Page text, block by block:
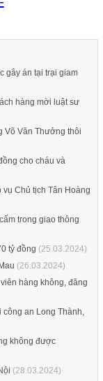
gây án tại trại giam
hàng mời luật sư
Võ Văn Thưởng thôi
cho cháu và
Chủ tịch Tân Hoàng
trong giao thông
tỷ đồng (25.03.2024)
(26.03.2024)
hàng không, đăng
công an Long Thành,
không được
(28.03.2024)